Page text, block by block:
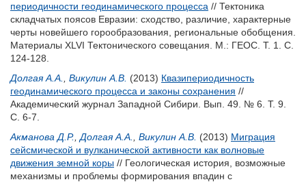
периодичности геодинамического процесса // Тектоника
складчатых поясов Евразии: сходство, различие, характерные
черты новейшего горообразования, региональные обобщения.
Материалы XLVI Тектонического совещания. М.: ГЕОС. Т. 1. С.
124-128.
Долгая А.А.
Викулин А.В. (2013) Квазипериодичность
геодинамического процесса и законы сохранения //
Академический журнал Западной Сибири. Вып. 49. № 6. Т. 9.
С. 6-7.
Акманова Д.Р. Долгая А.А. Викулин А.В. (2013) Миграция
сейсмической и вулканической активности как волновые
движения земной коры // Геологическая история, возможные
механизмы и проблемы формирования впадин с